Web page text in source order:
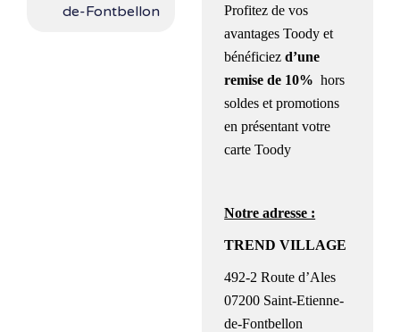
de-Fontbellon
Profitez de vos
avantages Toody et
bénéficiezd’une
remise de 10% hors
soldes et promotions
en présentant votre
carte Toody
Notre adresse :
TREND VILLAGE
492-2 Route d’Ales
07200 Saint-Etienne-
de-Fontbellon